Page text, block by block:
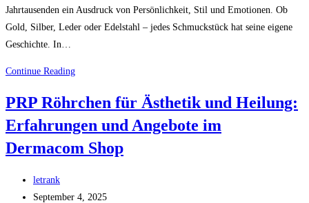
Jahrtausenden ein Ausdruck von Persönlichkeit, Stil und Emotionen. Ob
Gold, Silber, Leder oder Edelstahl – jedes Schmuckstück hat seine eigene
Geschichte. In…
Continue ReadingArmband
Bild
–
Persönlicher
Schmuck
einzigartiger
PRP Röhrchen für Ästhetik und Heilung:
Erfahrungen und Angebote im
Dermacom Shop
Post
author:
letrank
Post
September 4, 2025